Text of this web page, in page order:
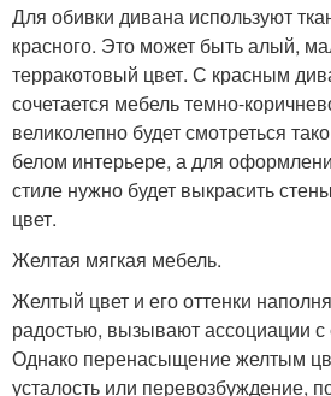
Для обивки дивана используют
красного. Это может быть алый,
терракотовый цвет. С красным
сочетается мебель темно-
великолепно будет смотреться
белом интерьере, а для
стиле нужно будет выкрасить
цвет.
Желтая мягкая мебель.
Желтый цвет и его оттенки
радостью, вызывают ассоциации с
Однако перенасыщение желтым
усталость или перевозбуждение,